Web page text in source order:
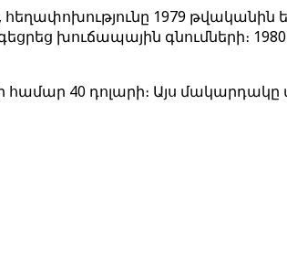
1979 թվականին
խուճապային գնումների։
համար 40 դոլարի։ Այս